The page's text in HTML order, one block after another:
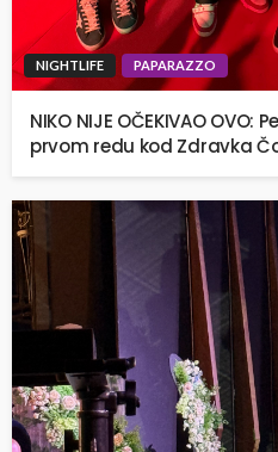
NIGHTLIFE PAPARAZZO
NIKO NIJE OČEKIVAO
prvom redu kod Zdravka